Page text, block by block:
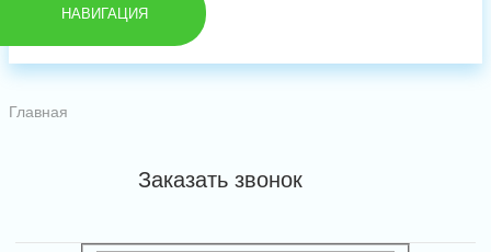
НАВИГАЦИЯ
Главная
Заказать звонок